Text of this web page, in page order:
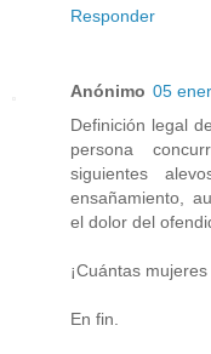
Responder
Anónimo 05
Definición legal
persona
siguientes
ensañamiento,
el dolor del
¡Cuántas
En fin.